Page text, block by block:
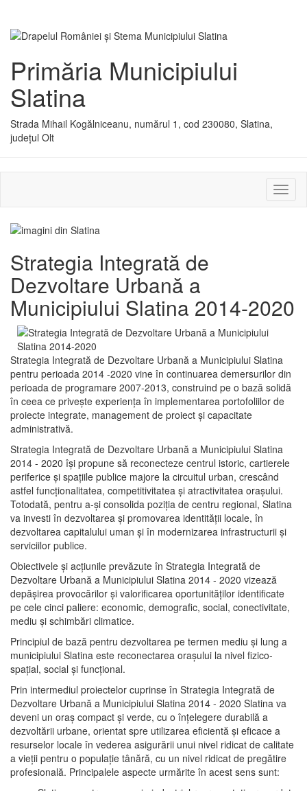
Primăria Municipiului
Slatina
Strada Mihail Kogălniceanu, numărul 1, cod 230080, Slatina,
județul Olt
sau
Strategia Integrată de
Dezvoltare Urbană a
Municipiului Slatina 2014-2020
Strategia Integrată de Dezvoltare Urbană a Municipiului Slatina
pentru perioada 2014 -2020 vine în continuarea demersurilor din
perioada de programare 2007-2013, construind pe o bază solidă
în ceea ce priveşte experienţa în implementarea portofoliilor de
proiecte integrate, management de proiect și capacitate
administrativă.
Strategia Integrată de Dezvoltare Urbană a Municipiului Slatina
2014 - 2020 își propune să reconecteze centrul istoric, cartierele
periferice şi spaţiile publice majore la circuitul urban, crescând
astfel funcţionalitatea, competitivitatea şi atractivitatea oraşului.
Totodată, pentru a-şi consolida poziţia de centru regional, Slatina
va investi în dezvoltarea şi promovarea identităţii locale, în
dezvoltarea capitalului uman şi în modernizarea infrastructurii şi
serviciilor publice.
Obiectivele şi acţiunile prevăzute în Strategia Integrată de
Dezvoltare Urbană a Municipiului Slatina 2014 - 2020 vizează
depășirea provocărilor şi valorificarea oportunităţilor identificate
pe cele cinci paliere: economic, demografic, social, conectivitate,
mediu şi schimbări climatice.
Principiul de bază pentru dezvoltarea pe termen mediu şi lung a
municipiului Slatina este reconectarea oraşului la nivel fizico-
spaţial, social şi funcţional.
Prin intermediul proiectelor cuprinse în Strategia Integrată de
Dezvoltare Urbană a Municipiului Slatina 2014 - 2020 Slatina va
deveni un oraş compact şi verde, cu o înţelegere durabilă a
dezvoltării urbane, orientat spre utilizarea eficientă şi eficace a
resurselor locale în vederea asigurării unui nivel ridicat de calitate
a vieţii pentru o populaţie tânără, cu un nivel ridicat de pregătire
profesională. Principalele aspecte urmărite în acest sens sunt: